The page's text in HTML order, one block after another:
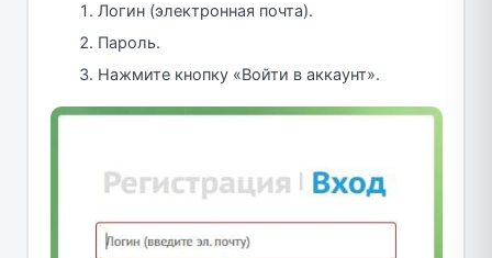
Логин (электронная почта).
Пароль.
Нажмите кнопку «Войти в аккаунт».